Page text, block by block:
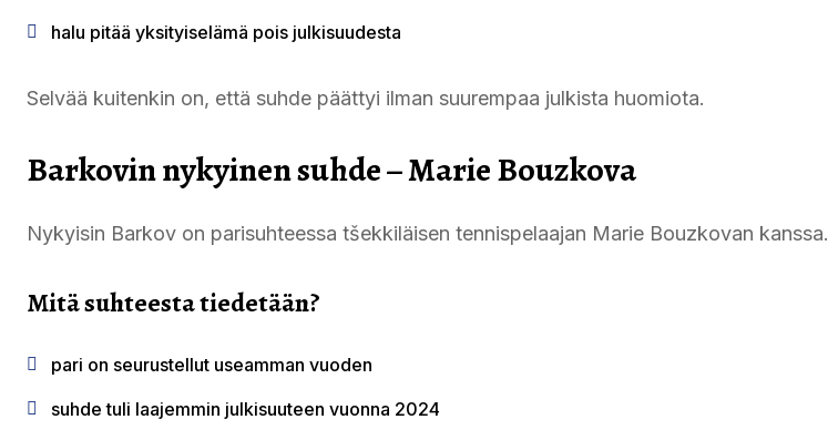
halu pitää yksityiselämä pois julkisuudesta
Selvää kuitenkin on, että suhde päättyi ilman suurempaa julkista huomiota.
Barkovin nykyinen suhde – Marie Bouzkova
Nykyisin Barkov on parisuhteessa tšekkiläisen tennispelaajan Marie Bouzkovan kanssa.
Mitä suhteesta tiedetään?
pari on seurustellut useamman vuoden
suhde tuli laajemmin julkisuuteen vuonna 2024